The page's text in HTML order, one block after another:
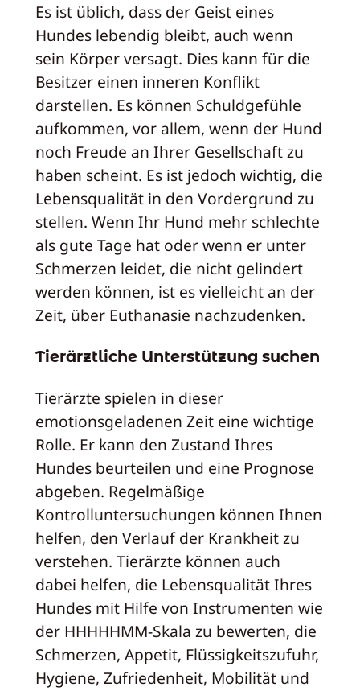
Es ist üblich, dass der Geist eines
Hundes lebendig bleibt, auch wenn
sein Körper versagt. Dies kann für die
Besitzer einen inneren Konflikt
darstellen. Es können Schuldgefühle
aufkommen, vor allem, wenn der Hund
noch Freude an Ihrer Gesellschaft zu
haben scheint. Es ist jedoch wichtig, die
Lebensqualität in den Vordergrund zu
stellen. Wenn Ihr Hund mehr schlechte
als gute Tage hat oder wenn er unter
Schmerzen leidet, die nicht gelindert
werden können, ist es vielleicht an der
Zeit, über Euthanasie nachzudenken.
Tierärztliche Unterstützung suchen
Tierärzte spielen in dieser
emotionsgeladenen Zeit eine wichtige
Rolle. Er kann den Zustand Ihres
Hundes beurteilen und eine Prognose
abgeben. Regelmäßige
Kontrolluntersuchungen können Ihnen
helfen, den Verlauf der Krankheit zu
verstehen. Tierärzte können auch
dabei helfen, die Lebensqualität Ihres
Hundes mit Hilfe von Instrumenten wie
der HHHHHMM-Skala zu bewerten, die
Schmerzen, Appetit, Flüssigkeitszufuhr,
Hygiene, Zufriedenheit, Mobilität und